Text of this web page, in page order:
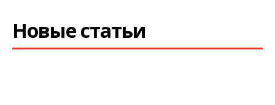
Новые статьи